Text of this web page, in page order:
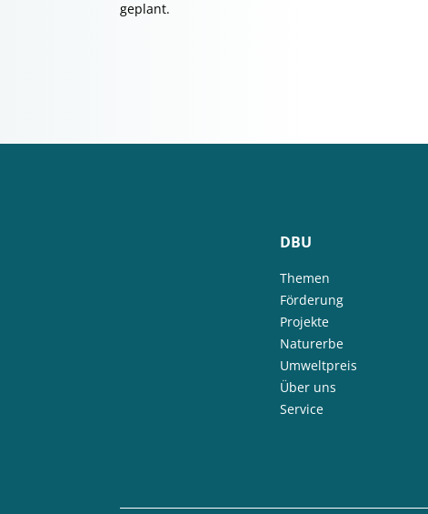
geplant.
DBU
Themen
Förderung
Projekte
Naturerbe
Umweltpreis
Über uns
Service